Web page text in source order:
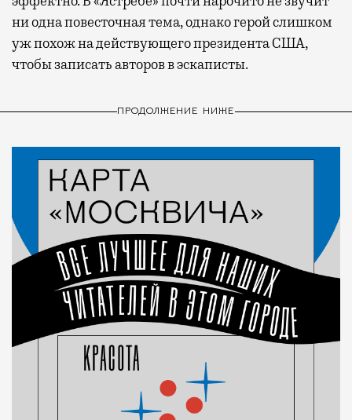
ни одна повесточная тема, однако герой слишком
уж похож на действующего президента США,
чтобы записать авторов в эскаписты.
ПРОДОЛЖЕНИЕ НИЖЕ